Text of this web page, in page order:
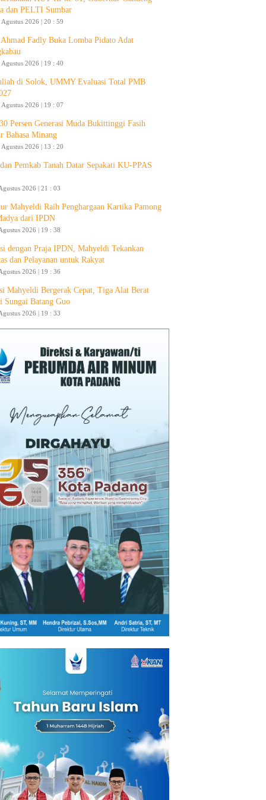
dan PELTI Sumbar
2026 | 20 : 59
Ahmad Fadly Buka Lomba Pidato Adat
2026 | 19 : 40
di Solok, UMMY Evaluasi Total PMB
2026 | 19 : 07
Persen Generasi Muda Bukittinggi Fasih
Bahasa Minang
2026 | 13 : 20
Pemkab Tanah Datar Sepakati KU-PPAS
2026 | 21 : 03
Mahyeldi Raih Penghargaan Kartika Pamong
dari IPDN
2026 | 19 : 38
dengan Praja IPDN, Mahyeldi Tekankan
dan Pelayanan untuk Rakyat
2026 | 19 : 36
Mahyeldi Bergerak Cepat, Tiga Alat Berat
Sungai Batang Guo
2026 | 19 : 33